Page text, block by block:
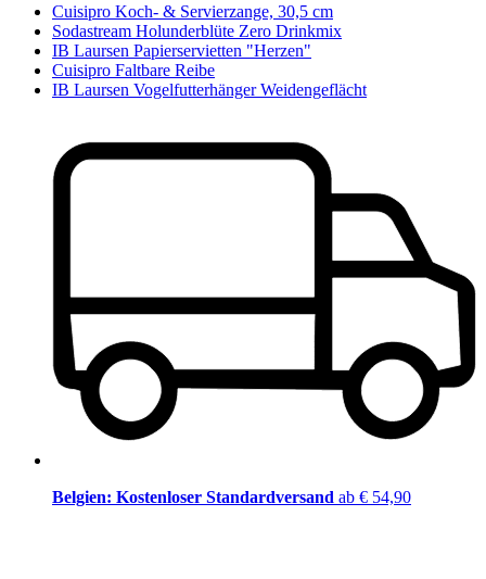
Cuisipro Koch- & Servierzange, 30,5 cm
Sodastream Holunderblüte Zero Drinkmix
IB Laursen Papierservietten "Herzen"
Cuisipro Faltbare Reibe
IB Laursen Vogelfutterhänger Weidengeflächt
Belgien: Kostenloser Standardversand ab € 54,90